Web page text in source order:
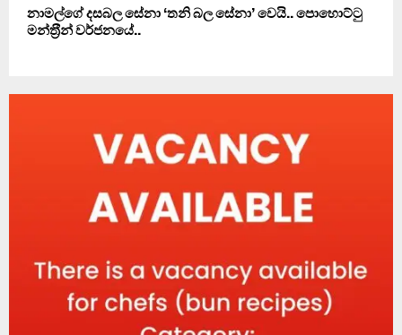
නාමල්ගේ දසබල සේනා ‘තනි බල සේනා’ වෙයි.. පොහොට්ටු
මන්ත‍්‍රීන් වර්ජනයේ..